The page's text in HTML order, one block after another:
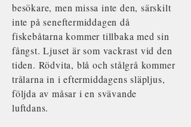
besökare, men missa inte den, särskilt
inte på seneftermiddagen då
fiskebåtarna kommer tillbaka med sin
fångst. Ljuset är som vackrast vid den
tiden. Rödvita, blå och stålgrå kommer
trålarna in i eftermiddagens släpljus,
följda av måsar i en svävande
luftdans.